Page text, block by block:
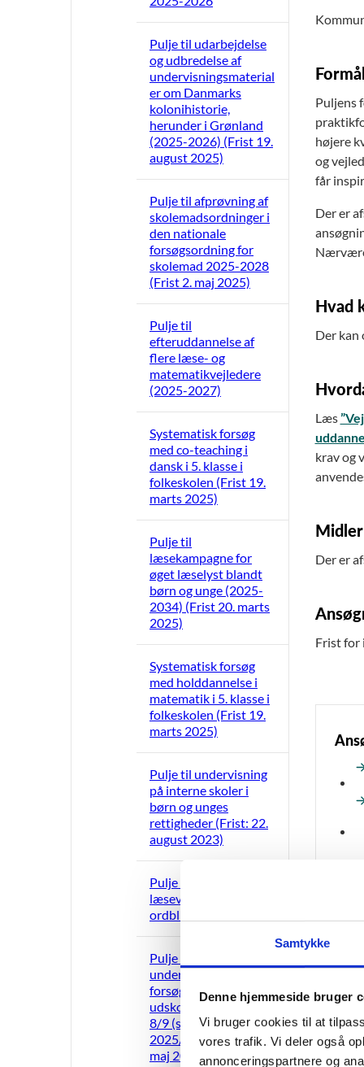
Samtykke
Denne hjemmeside bruger
Vi bruger cookies til at
vores trafik. Vi deler også
annonceringspartnere og
Pulje til udarbejdelse
og udbredelse af
undervisningsmaterial
er om Danmarks
kolonihistorie,
herunder i Grønland
(2025-2026) (Frist 19.
august 2025)
Pulje til afprøvning af
skolemadsordninger i
den nationale
forsøgsordning for
skolemad 2025-2028
(Frist 2. maj 2025)
Pulje til
efteruddannelse af
flere læse- og
matematikvejledere
(2025-2027)
Systematisk forsøg
med co-teaching i
dansk i 5. klasse i
folkeskolen (Frist 19.
marts 2025)
Pulje til
læsekampagne for
øget læselyst blandt
børn og unge (2025-
2034) (Frist 20. marts
2025)
Systematisk forsøg
med holddannelse i
matematik i 5. klasse i
folkeskolen (Frist 19.
marts 2025)
Pulje til undervisning
på interne skoler i
børn og unges
rettigheder (Frist: 22.
august 2023)
Pulje til uddannelse af
læsevejledere og
ordblindelærere 2024
Pulje til
understøttelse af
forsøg med
udskolingslinje eud
8/9 (skoleåret
2025/2026) (Frist 16.
maj 2025).
Formål
Puljens
højere
og
får
Der er
Hvad
Der kan
Læs
krav og
Der er
Frist for